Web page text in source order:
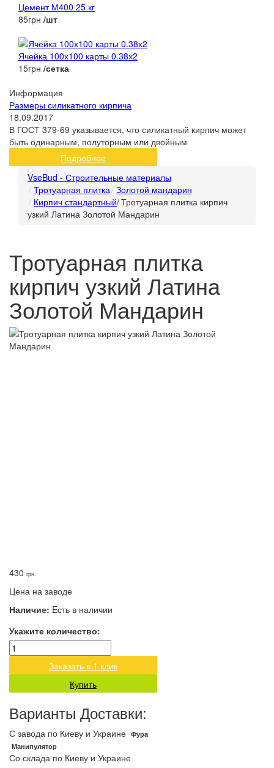
Цемент М400 25 кг
85грн /шт
Ячейка 100х100 карты 0.38х2
15грн /сетка
Информация
Размеры силикатного кирпича
18.09.2017
В ГОСТ 379-69 указывается, что силикатный кирпич может
быть одинарным, полуторным или двойным
Подробнее
VseBud - Строительные материалы
Тротуарная плитка Золотой мандарин
Кирпич стандартный/Тротуарная плитка кирпич
узкий Латина Золотой Мандарин
Тротуарная плитка
кирпич узкий Латина
Золотой Мандарин
430 грн.
Цена на заводе
Наличие: Eсть в наличии
Укажите количество:
Заказать в 1 клик
Купить
Варианты Доставки:
С завода по Киеву и Украине Фура
Манипулятор
Со склада по Киеву и Украине